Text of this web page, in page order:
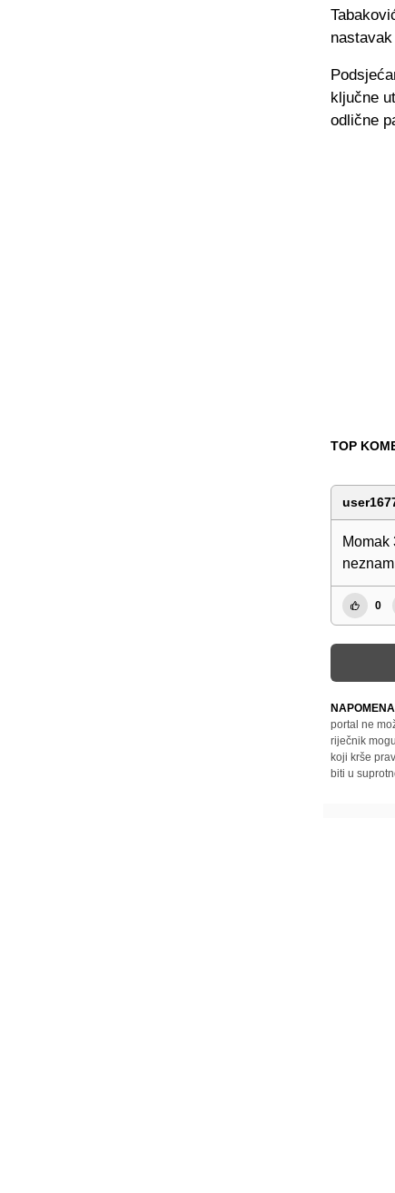
ključne
odlične
TOP
Momak
0
portal ne
riječnik
koji krše
biti u